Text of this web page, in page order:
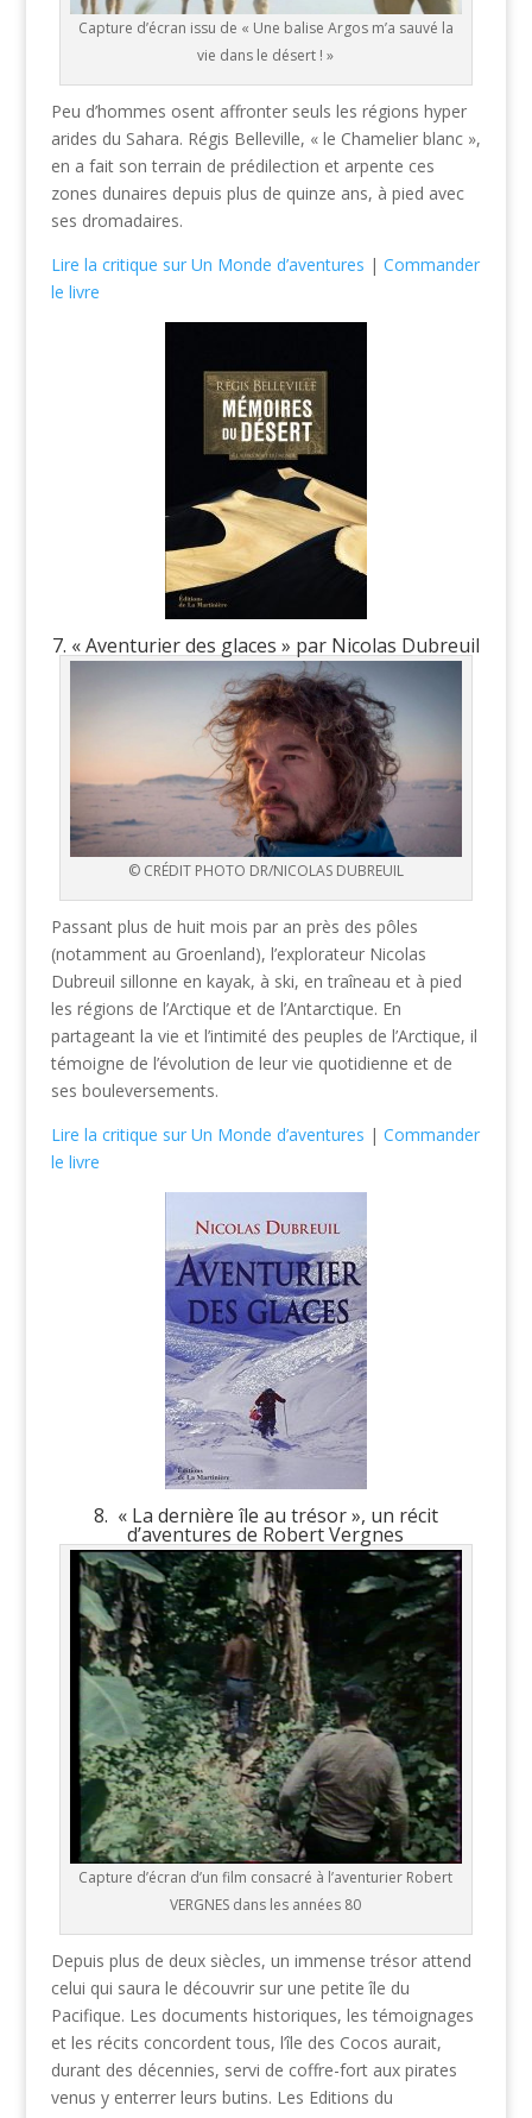
Capture d’écran issu de « Une balise Argos m’a sauvé la
vie dans le désert ! »
Peu d’hommes osent affronter seuls les régions hyper
arides du Sahara. Régis Belleville, « le Chamelier blanc »,
en a fait son terrain de prédilection et arpente ces
zones dunaires depuis plus de quinze ans, à pied avec
ses dromadaires.
Lire la critique sur Un Monde d’aventures | Commander
le livre
7. « Aventurier des glaces » par Nicolas Dubreuil
© CRÉDIT PHOTO DR/NICOLAS DUBREUIL
Passant plus de huit mois par an près des pôles
(notamment au Groenland), l’explorateur Nicolas
Dubreuil sillonne en kayak, à ski, en traîneau et à pied
les régions de l’Arctique et de l’Antarctique. En
partageant la vie et l’intimité des peuples de l’Arctique, il
témoigne de l’évolution de leur vie quotidienne et de
ses bouleversements.
Lire la critique sur Un Monde d’aventures | Commander
le livre
8. « La dernière île au trésor », un récit
d’aventures de Robert Vergnes
Capture d’écran d’un film consacré à l’aventurier Robert
VERGNES dans les années 80
Depuis plus de deux siècles, un immense trésor attend
celui qui saura le découvrir sur une petite île du
Pacifique. Les documents historiques, les témoignages
et les récits concordent tous, l’île des Cocos aurait,
durant des décennies, servi de coffre-fort aux pirates
venus y enterrer leurs butins. Les Editions du